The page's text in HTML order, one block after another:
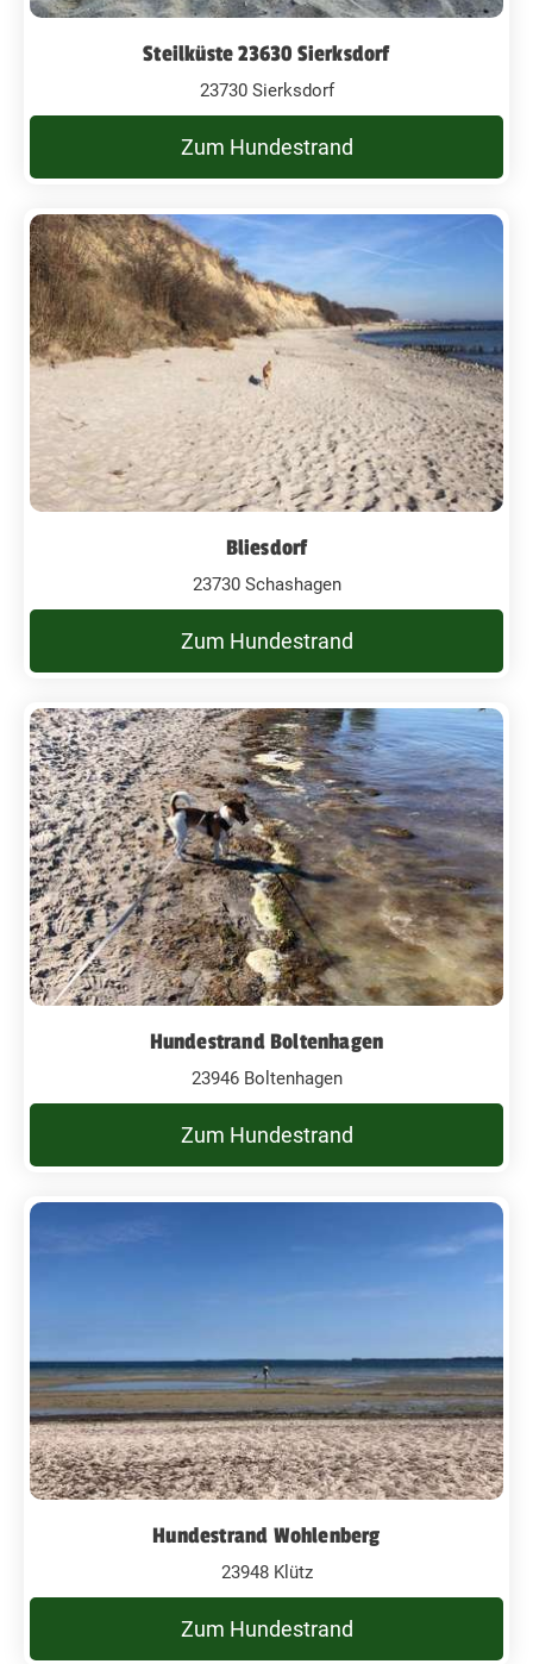
Steilküste 23630 Sierksdorf
23730 Sierksdorf
Zum Hundestrand
Bliesdorf
23730 Schashagen
Zum Hundestrand
Hundestrand Boltenhagen
23946 Boltenhagen
Zum Hundestrand
Hundestrand Wohlenberg
23948 Klütz
Zum Hundestrand